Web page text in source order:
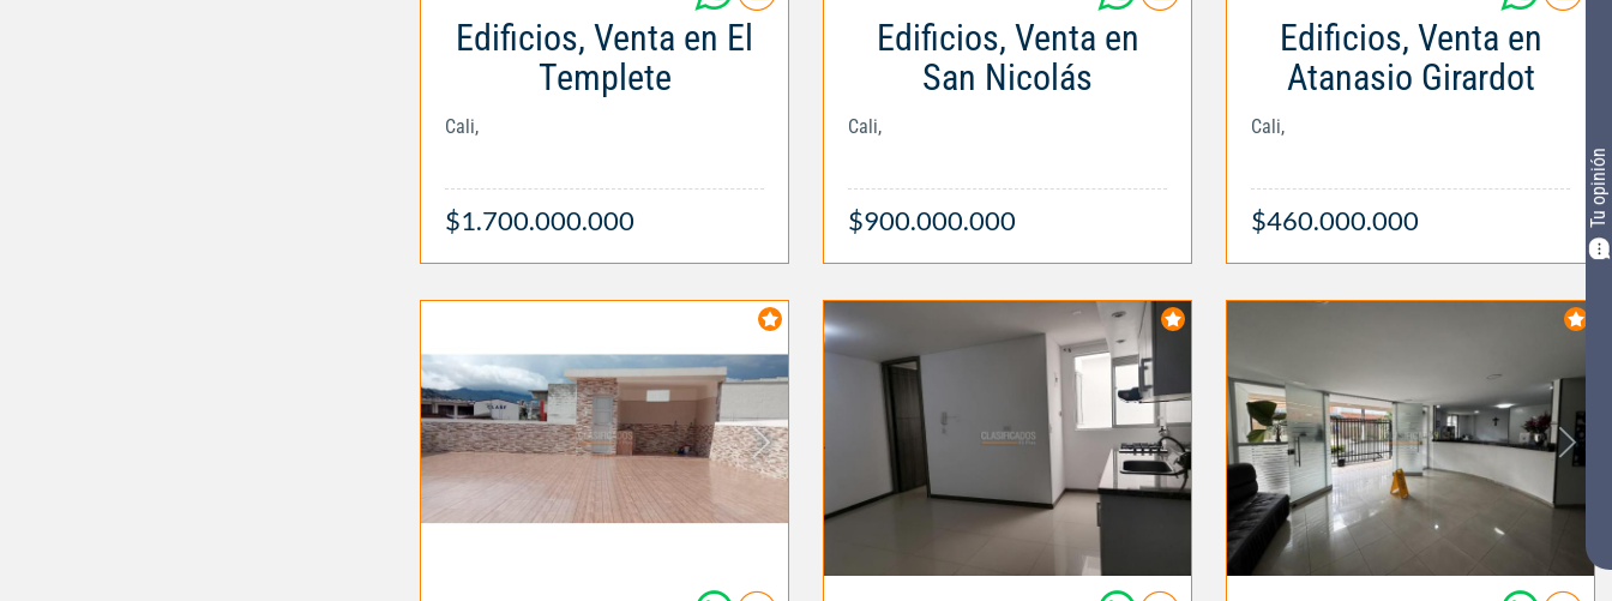
Tu opinión
Edificios, Venta en El
Templete
Cali,
$1.700.000.000
Edificios, Venta en
San Nicolás
Cali,
$900.000.000
Edificios, Venta en
Atanasio Girardot
Cali,
$460.000.000